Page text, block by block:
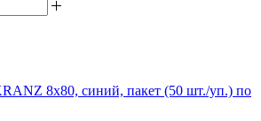
8х80, синий, пакет (50 шт./уп.) по